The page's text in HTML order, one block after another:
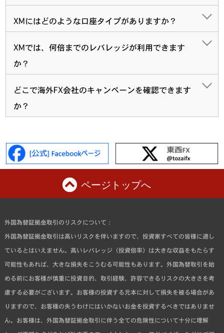
XMにはどのような口座タイプがありますか？
XMでは、何倍までのレバレッジが利用できます
か？
どこで海外FX会社のキャンペーンを確認できます
か？
ページトップへ
外国為替証拠金取引のリスクについて：
外国為替証拠金取引は高いリスクを伴いますので、投資家すべての皆様に適し
ているとはいえません。高いレバレッジ（投資倍率）は大きな収益をもたらす
可能性もあれば、大きな損失をこうむる可能性もあります。外国為替取引を始
める前にお客様が慎重に投資目的、取引経験、許容できるリスクの大きさを考
慮する必要がございます。お客様の投資する元本に対して損失を被る場合があ
りますので、お客様の失うわけにはいかないお金を投資するべきではありませ
ん。お客様は、外国為替証拠金取引に伴う全ての危険性について十分に理解